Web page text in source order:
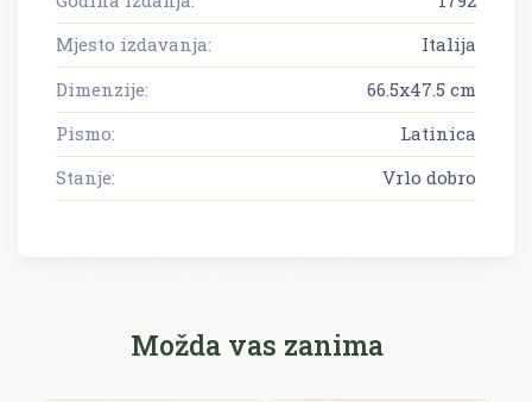
Mjesto izdavanja:
Italija
Dimenzije:
66.5x47.5 cm
Pismo:
Latinica
Stanje:
Vrlo dobro
Možda vas zanima